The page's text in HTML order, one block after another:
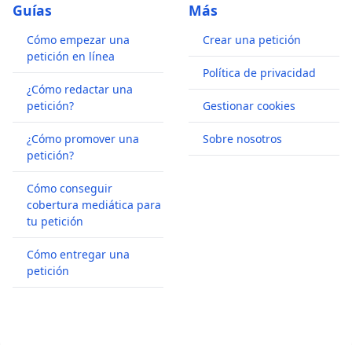
Guías
Cómo empezar una
petición en línea
¿Cómo redactar una
petición?
¿Cómo promover una
petición?
Cómo conseguir
cobertura mediática para
tu petición
Cómo entregar una
petición
Más
Crear una petición
Política de privacidad
Gestionar cookies
Sobre nosotros